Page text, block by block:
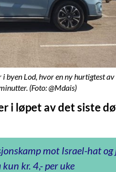
byen Lod, hvor en ny hurtigtest
(Foto: @Mdais)
i løpet av det siste
mot Israel-hat
kr. 4,- per uke